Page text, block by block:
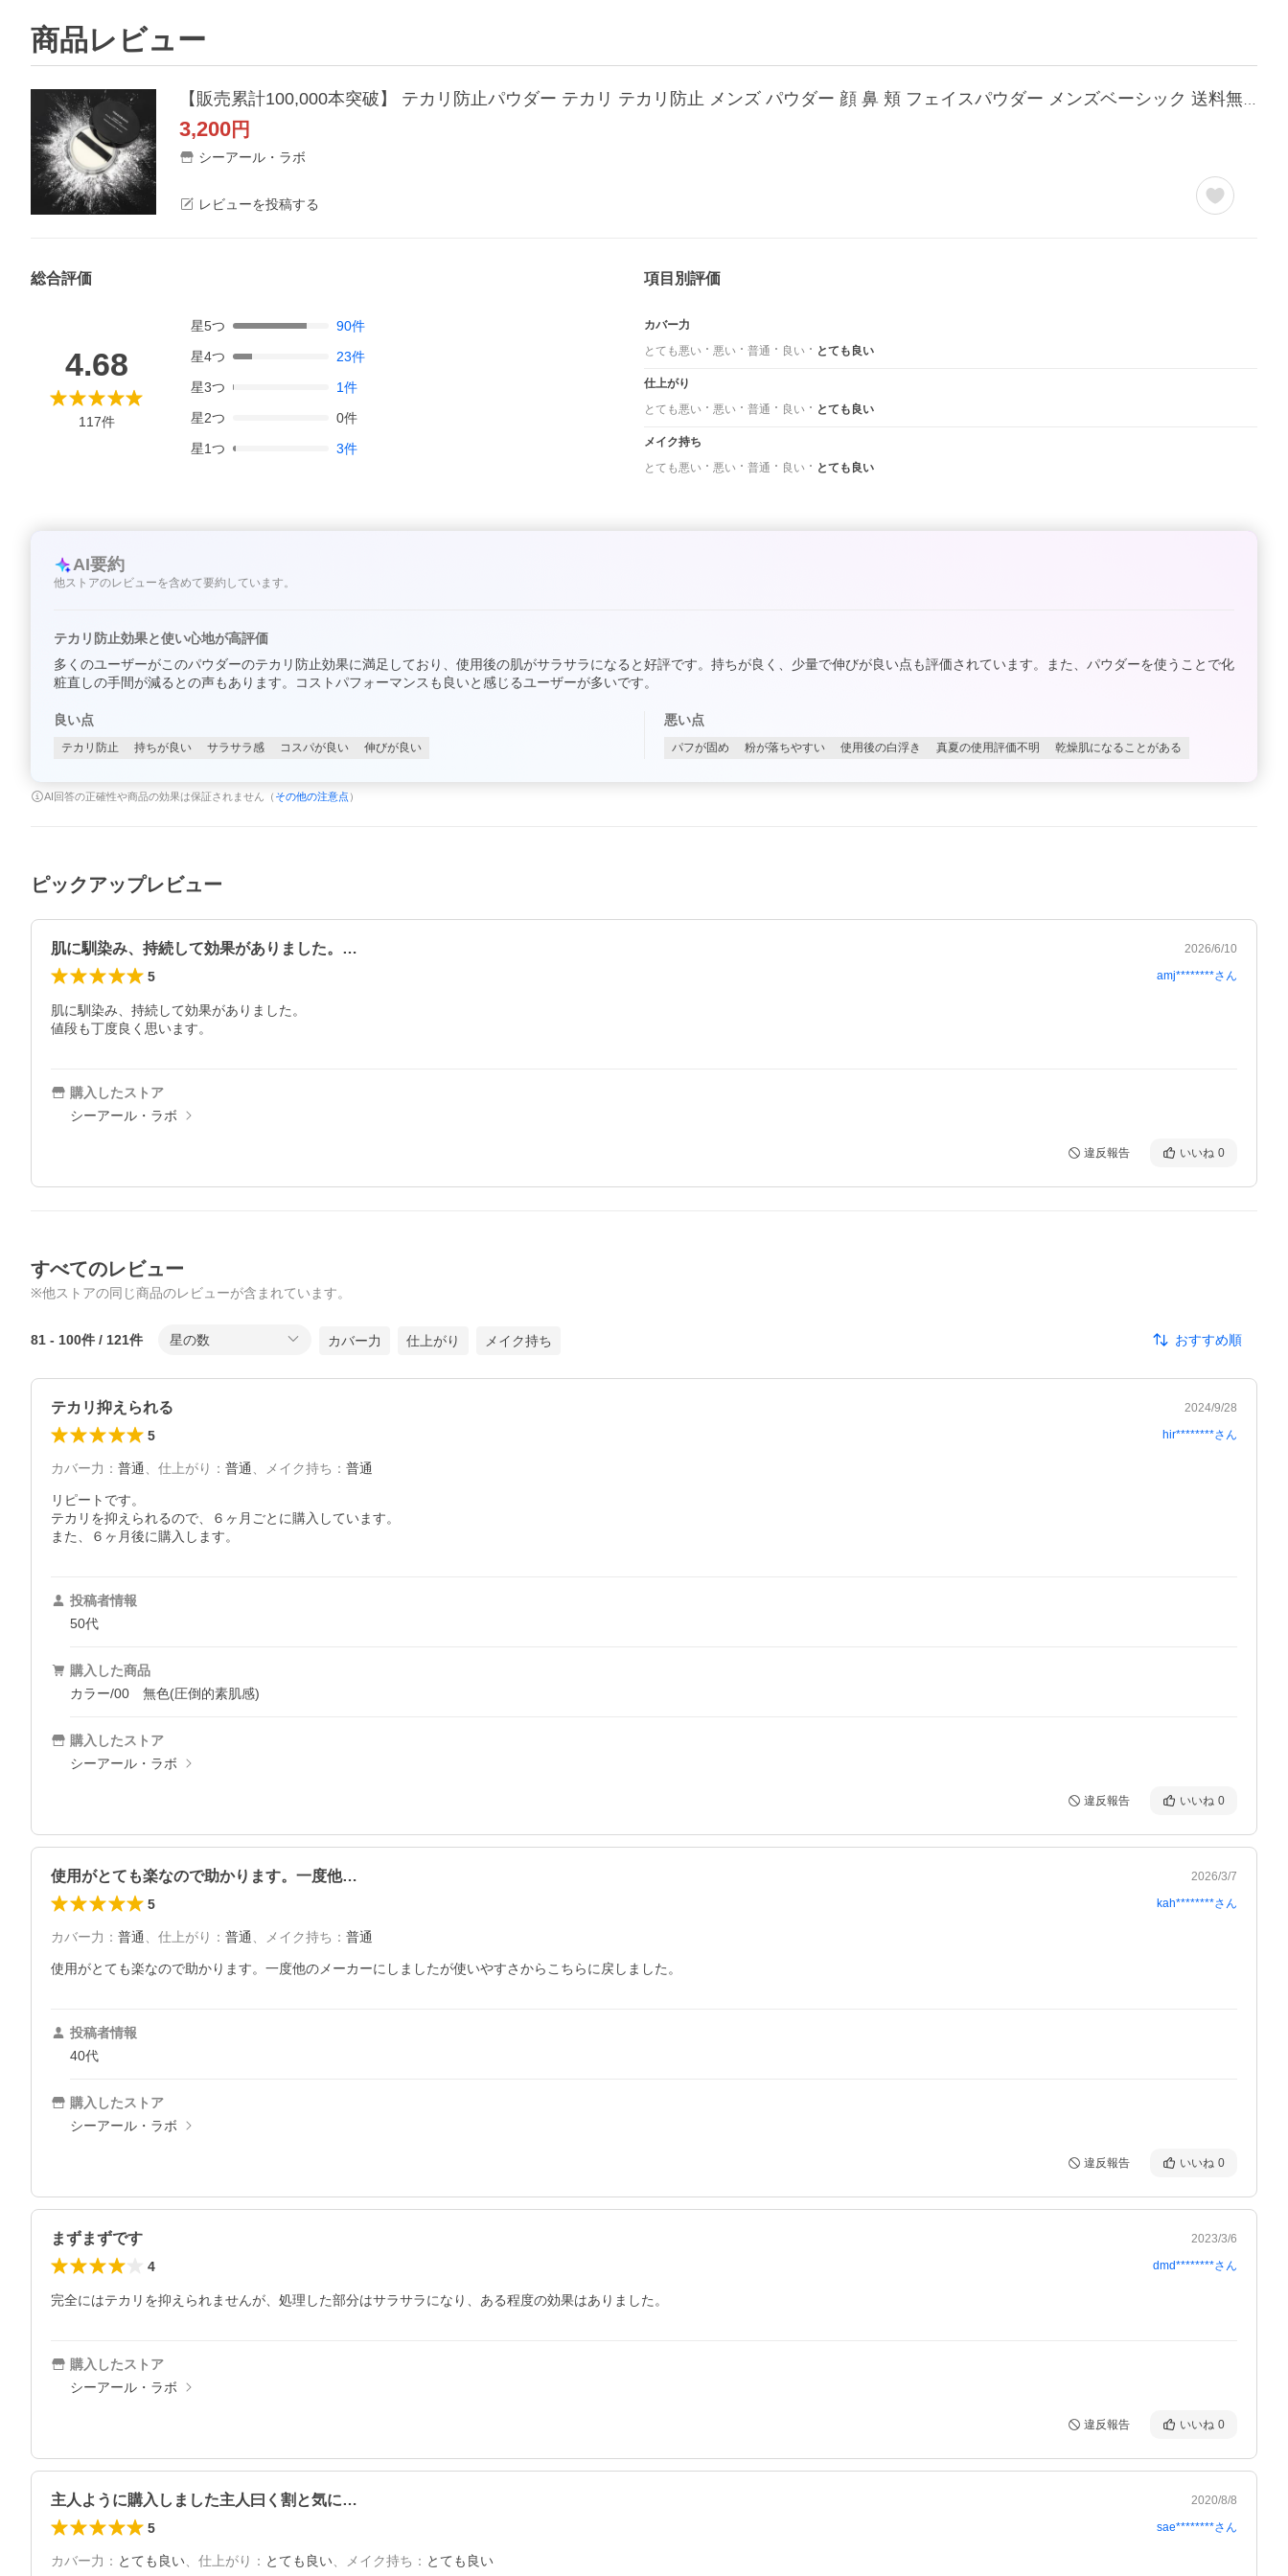
商品レビュー
3,200円
シーアール・ラボ
レビューを投稿する
総合評価
4.68
117件
星5つ 90件
星4つ 23件
星3つ 1件
星2つ 0件
星1つ 3件
項目別評価
カバー力
とても悪い
悪い 普通 良い とても良い
仕上がり
とても悪い
悪い 普通 良い とても良い
メイク持ち
とても悪い
悪い 普通 良い とても良い
AI要約
他ストアのレビューを含めて要約しています。
テカリ防止効果と使い心地が高評価
多くのユーザーがこのパウダーのテカリ防止効果に満足しており、使用後の肌がサラサラになると好評です。持ちが良く、少量で伸びが良い点も評価されています。また、パウダーを使うことで化
粧直しの手間が減るとの声もあります。コストパフォーマンスも良いと感じるユーザーが多いです。
良い点
テカリ防止 持ちが良い サラサラ感 コスパが良い 伸びが良い
悪い点
パフが固め 粉が落ちやすい 使用後の白浮き 真夏の使用評価不明 乾燥肌になることがある
AI回答の正確性や商品の効果は保証されません（ その他の注意点 ）
ピックアップレビュー
肌に馴染み、持続して効果がありました。… 2026/6/10
5 amj********さん
肌に馴染み、持続して効果がありました。
値段も丁度良く思います。
購入したストア
シーアール・ラボ
違反報告 いいね 0
すべてのレビュー
※他ストアの同じ商品のレビューが含まれています。
81 - 100件 / 121件 星の数 カバー力 仕上がり メイク持ち おすすめ順
テカリ抑えられる 2024/9/28
5 hir********さん
カバー力 ： 普通 、 仕上がり ： 普通 、 メイク持ち ： 普通
リピートです。
テカリを抑えられるので、６ヶ月ごとに購入しています。
また、６ヶ月後に購入します。
投稿者情報
50代
購入した商品
カラー/00 無色(圧倒的素肌感)
購入したストア
シーアール・ラボ
違反報告 いいね 0
使用がとても楽なので助かります。一度他… 2026/3/7
5 kah********さん
カバー力 ： 普通 、 仕上がり ： 普通 、 メイク持ち ： 普通
使用がとても楽なので助かります。一度他のメーカーにしましたが使いやすさからこちらに戻しました。
投稿者情報
40代
購入したストア
シーアール・ラボ
違反報告 いいね 0
まずまずです 2023/3/6
4 dmd********さん
完全にはテカリを抑えられませんが、処理した部分はサラサラになり、ある程度の効果はありました。
購入したストア
シーアール・ラボ
違反報告 いいね 0
主人ように購入しました主人曰く割と気に… 2020/8/8
5 sae********さん
カバー力 ： とても良い、 仕上がり ： とても良い、 メイク持ち ： とても良い